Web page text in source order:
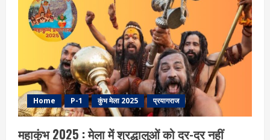
रेलवे
ब्रिज
तैयार,
वाराणसी-
प्रयागराज
का
सफर
होगा
आसान
Home P-1 कुंभ मेला 2025 प्रयागराज
महाकुंभ 2025 : मेला में श्रद्धालुओं को दर-दर नहीं